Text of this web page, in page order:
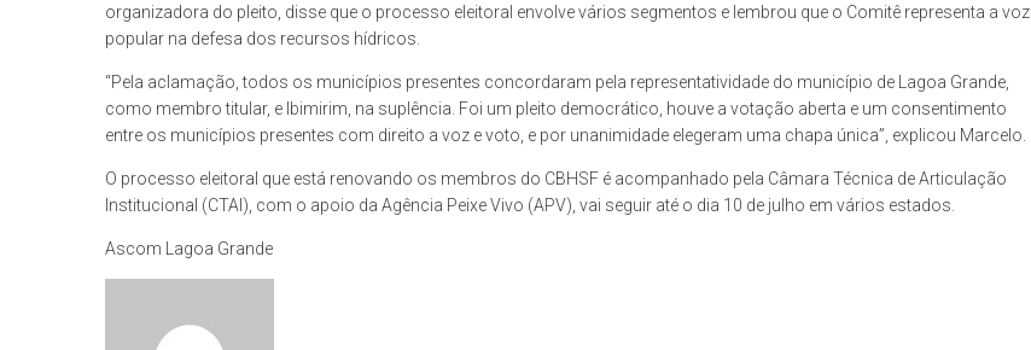
organizadora do pleito, disse que o processo eleitoral envolve vários segmentos e lembrou que o Comitê representa a voz
popular na defesa dos recursos hídricos.
“Pela aclamação, todos os municípios presentes concordaram pela representatividade do município de Lagoa Grande,
como membro titular, e Ibimirim, na suplência. Foi um pleito democrático, houve a votação aberta e um consentimento
entre os municípios presentes com direito a voz e voto, e por unanimidade elegeram uma chapa única”, explicou Marcelo.
O processo eleitoral que está renovando os membros do CBHSF é acompanhado pela Câmara Técnica de Articulação
Institucional (CTAI), com o apoio da Agência Peixe Vivo (APV), vai seguir até o dia 10 de julho em vários estados.
Ascom Lagoa Grande